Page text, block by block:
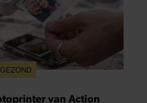
GEZOND
van Action